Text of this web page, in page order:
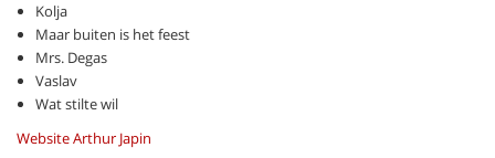
Kolja
Maar buiten is het feest
Mrs. Degas
Vaslav
Wat stilte wil
Website Arthur Japin